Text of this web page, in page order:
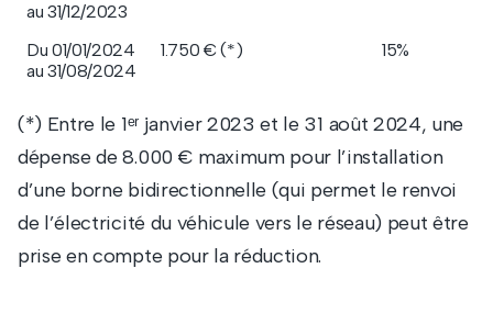
au 31/12/2023
Du 01/01/2024
au 31/08/2024
1.750 € (*) 15%
(*) Entre le 1ᵉʳ janvier 2023 et le 31 août 2024, une
dépense de 8.000 € maximum pour l’installation
d’une borne bidirectionnelle (qui permet le renvoi
de l’électricité du véhicule vers le réseau) peut être
prise en compte pour la réduction.